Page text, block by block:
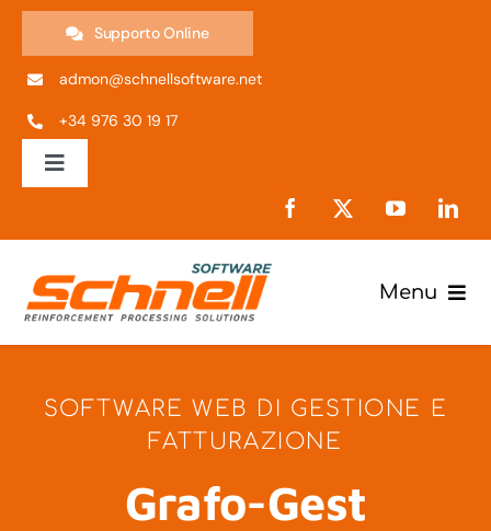
Skip
content
Supporto Online
admon@schnellsoftware.net
+34 976 30 19 17
Toggle
EN Menu
Prodotti
Impresa
Supporto
SOFTWARE WEB DI GESTIONE E
FATTURAZIONE
Grafo-Gest